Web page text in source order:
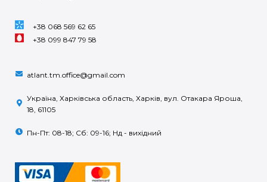
+38 068 569 62 65
+38 099 847 79 58
atlant.tm.office@gmail.com
Україна, Харківська область, Харків, вул. Отакара Яроша,
18, 61105
Пн-Пт: 08-18; Сб: 09-16; Нд - вихідний